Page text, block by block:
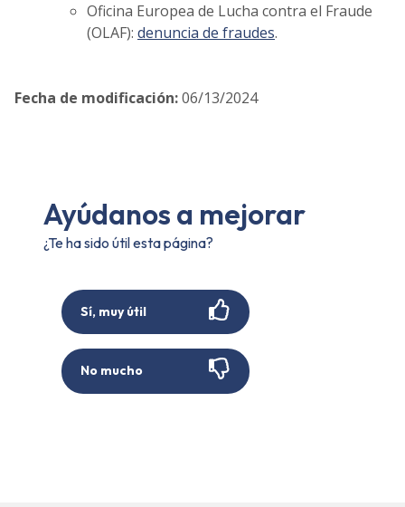
Oficina Europea de Lucha contra el Fraude
(OLAF): denuncia de fraudes.
Fecha de modificación:06/13/2024
Ayúdanos a mejorar
¿Te ha sido útil esta página?
Sí, muy útil
No mucho